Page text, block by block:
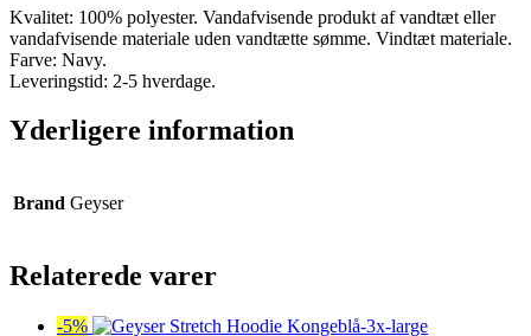
Kvalitet: 100% polyester. Vandafvisende produkt af vandtæt eller
vandafvisende materiale uden vandtætte sømme. Vindtæt materiale.
Farve: Navy.
Leveringstid: 2-5 hverdage.
Yderligere information
Brand Geyser
Relaterede varer
-5%